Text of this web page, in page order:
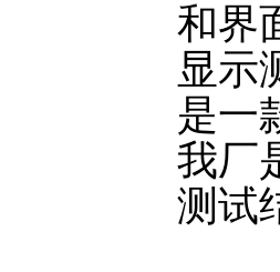
和界
显示
是一
我厂
测试